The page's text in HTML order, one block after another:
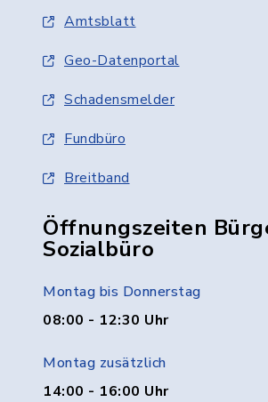
Amtsblatt
Geo-Datenportal
Schadensmelder
Fundbüro
Breitband
Öffnungszeiten
Sozialbüro
Montag bis Donnerstag
08:00 - 12:30 Uhr
Montag zusätzlich
14:00 - 16:00 Uhr